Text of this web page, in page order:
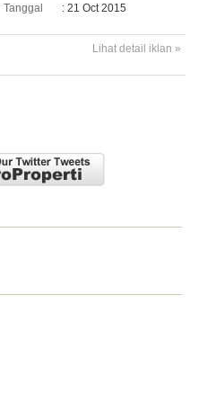
Tanggal
: 21 Oct 2015
Lihat detail iklan »